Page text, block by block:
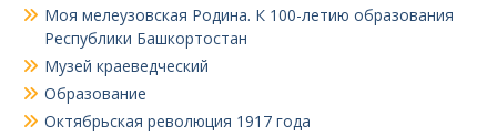
Моя мелеузовская Родина. К 100-летию образования
Республики Башкортостан
Музей краеведческий
Образование
Октябрьская революция 1917 года